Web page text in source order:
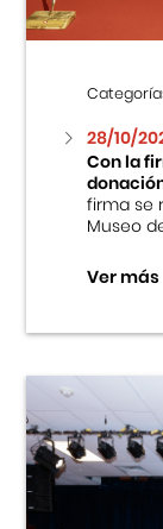
28/10/
Con la
firma se
Museo
Ver más